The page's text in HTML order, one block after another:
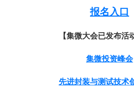
报名入口
【集微大会已发布活
集微投资峰会
先进封装与测试技术